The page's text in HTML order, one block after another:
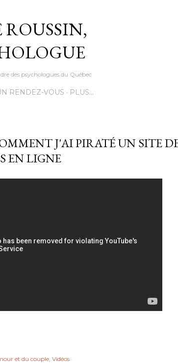
ROUSSIN,
des psychologues du Québec
RENDEZ-VOUS PLUS…
J'AI PIRATÉ UN SITE
EN LIGNE
et du couple Vidéos